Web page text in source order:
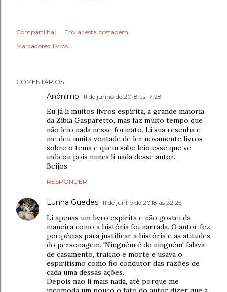
Compartilhar
Enviar esta postagem
Marcadores: livros
COMENTÁRIOS
Anônimo 11 de junho de 2018 às 17:28
Eu já li muitos livros espírita, a grande maioria
da Zíbia Gasparetto, mas faz muito tempo que
não leio nada nesse formato. Li sua resenha e
me deu muita vontade de ler novamente livros
sobre o tema e quem sabe leio esse que vc
indicou pois nunca li nada desse autor.
Beijos
RESPONDER
Lunna Guedes 11 de junho de 2018 às 22:25
Li apenas um livro espírita e não gostei da
maneira como a história foi narrada. O autor fez
peripécias para justificar a história e as atitudes
do personagem. 'Ninguém é de ninguém' falava
de casamento, traição e morte e usava o
espiritismo como fio condutor das razões de
cada uma dessas ações.
Depois não li mais nada, até porque me